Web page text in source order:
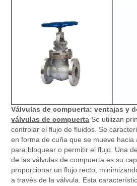
Válvulas de compuerta: ventajas y
válvulas de compuerta Se utilizan
controlar el flujo de fluidos. Se
en forma de cuña que se mueve hacia
para bloquear o permitir el flujo. Una
de las válvulas de compuerta es su
proporcionar un flujo recto,
a través de la válvula. Esta